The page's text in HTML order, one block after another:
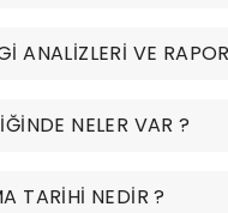
ANALİZLERİ VE
NELER VAR ?
TARİHİ NEDİR ?